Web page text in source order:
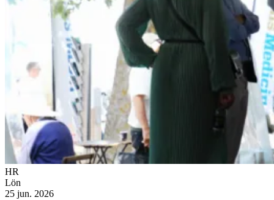
HR
Lön
25 jun. 2026